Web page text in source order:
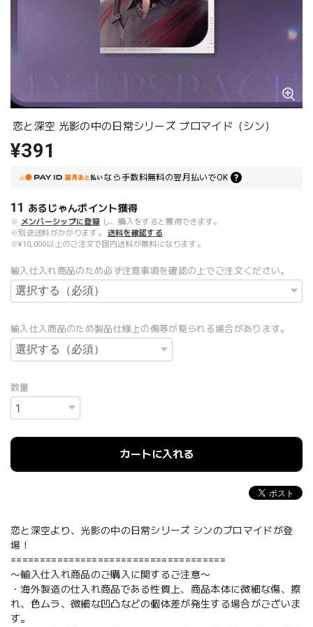
恋と深空 光影の中の日常シリーズ ブロマイド（シン）
¥391
なら 手数料無料の翌月払いでOK
11 あるじゃんポイント獲得
※ メンバーシップに登録 し、購入をすると獲得できます。
※別途送料がかかります。
送料を確認する
※¥10,000以上のご注文で国内送料が無料になります。
輸入仕入れ商品のため必ず注意事項を確認の上でご注文ください。
輸入仕入商品のため製品仕様上の傷等が見られる場合があります。
数量
カートに入れる
恋と深空より、光影の中の日常シリーズ シンのブロマイドが登
場！
=====================================
〜輸入仕入れ商品のご購入に関するご注意〜
・海外製造の仕入れ商品である性質上、商品本体に微細な傷、擦
れ、色ムラ、微細な凹凸などの個体差が発生する場合がございま
す。